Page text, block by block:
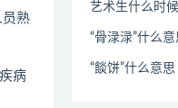
熟
病
艺术生什么时
“骨渌渌”什么
“餤饼”什么意